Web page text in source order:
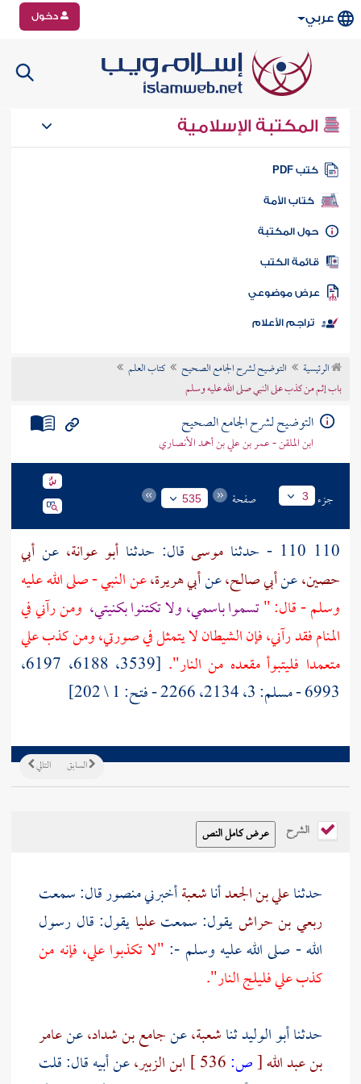
عربي دخول
المكتبة الإسلامية
كتب PDF
كتاب الأمة
المكتبة
الكتب
موضوعي
تراجم الأعلام
الرئيسية التوضيح لشرح الجامع الصحيح
كتاب العلم
باب إثم من كذب على النبي صلى الله عليه وسلم
التوضيح لشرح الجامع الصحيح
ابن الملقن - عمر بن علي بن أحمد الأنصاري
جزء 3 صفحة 535
110 110 - حدثنا موسى قال: حدثناأبو عوانة، عن أبي
حصين،عنأبي صالح،عنأبي هريرة،عن النبي - صلى الله عليه
وسلم - قال: "تسموا باسمي، ولا تكتنوا بكنيتي، ومن رآني في
المنام فقد رآني، فإن الشيطان لا يتمثل في صورتي، ومن كذب علي
متعمدا فليتبوأ مقعده من النار".
[3539، 6188، 6197،
6993 - مسلم: 3، 2134، 2266 - فتح: 1 \ 202]
التالي السابق
الشرح
حدثناعلي بن الجعدأناشعبةأخبرنيمنصورقال: سمعت
ربعي بن حراشيقول: سمعتعليا يقول: قال رسول
الله - صلى الله عليه وسلم -: "لا تكذبوا علي، فإنه من
كذب علي فليلج النار".
حدثناأبو الوليدثناشعبة،عنجامع بن شداد،عنعامر
بن عبد الله[ص: ابن الزبير،عن أبيه قال: قلت